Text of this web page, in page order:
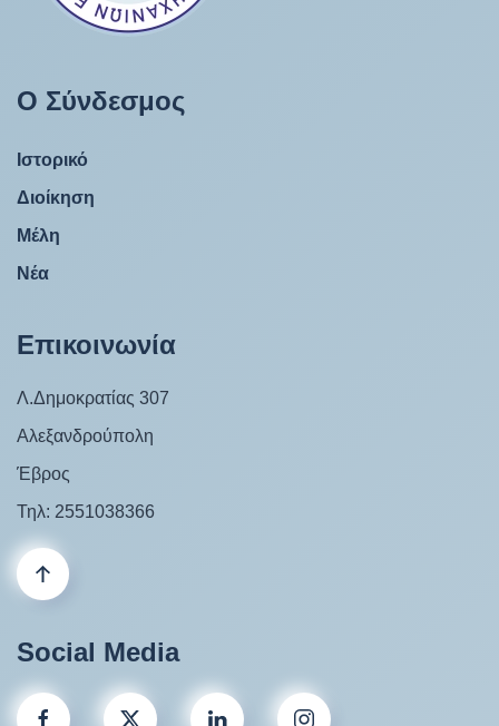
Ο Σύνδεσμος
Ιστορικό
Διοίκηση
Μέλη
Νέα
Επικοινωνία
Λ.Δημοκρατίας 307
Αλεξανδρούπολη
Έβρος
Τηλ: 2551038366
Social Media